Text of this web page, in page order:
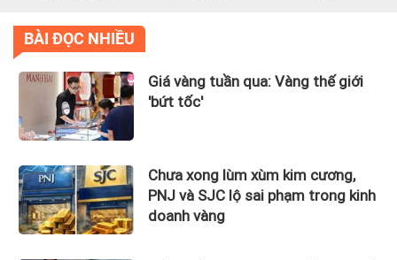
BÀI ĐỌC NHIỀU
Giá vàng tuần qua: Vàng thế giới
'bứt tốc'
Chưa xong lùm xùm kim cương,
PNJ và SJC lộ sai phạm trong kinh
doanh vàng